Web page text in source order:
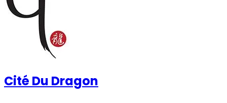
Cité Du Dragon